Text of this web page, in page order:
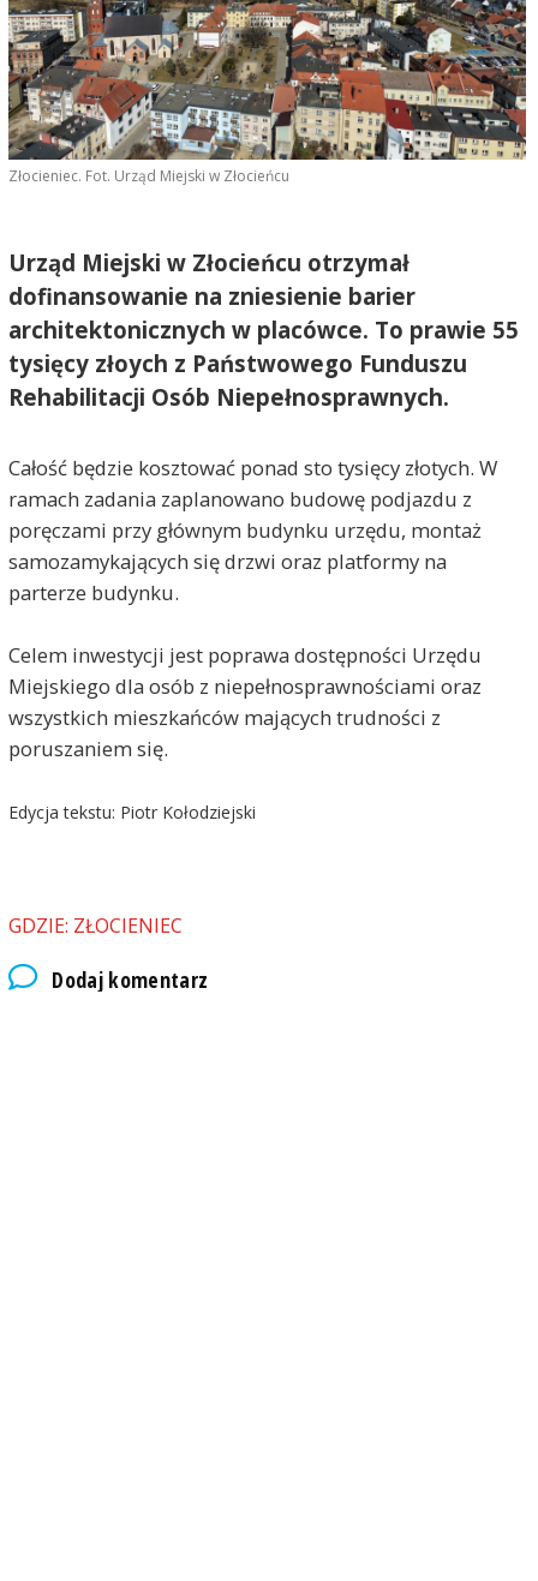
Złocieniec. Fot. Urząd Miejski w Złocieńcu
Urząd Miejski w Złocieńcu otrzymał
dofinansowanie na zniesienie barier
architektonicznych w placówce. To prawie 55
tysięcy złoych z Państwowego Funduszu
Rehabilitacji Osób Niepełnosprawnych.
Całość będzie kosztować ponad sto tysięcy złotych. W
ramach zadania zaplanowano budowę podjazdu z
poręczami przy głównym budynku urzędu, montaż
samozamykających się drzwi oraz platformy na
parterze budynku.
Celem inwestycji jest poprawa dostępności Urzędu
Miejskiego dla osób z niepełnosprawnościami oraz
wszystkich mieszkańców mających trudności z
poruszaniem się.
Edycja tekstu: Piotr Kołodziejski
GDZIE: ZŁOCIENIEC
Dodaj komentarz